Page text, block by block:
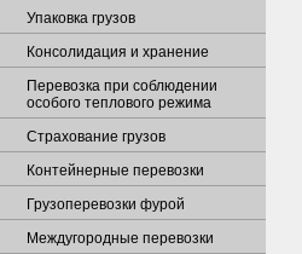
Упаковка грузов
Консолидация и хранение
Перевозка при соблюдении
особого теплового режима
Страхование грузов
Контейнерные перевозки
Грузоперевозки фурой
Междугородные перевозки